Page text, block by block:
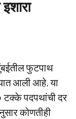
फुटपाथ
आली आहे. या
टक्के पदपथांची दर
कोणतीही